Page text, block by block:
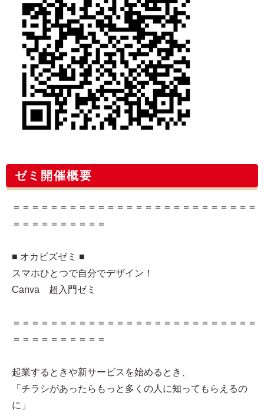
ゼミ開催概要
＝＝＝＝＝＝＝＝＝＝＝＝＝＝＝＝＝＝＝＝＝＝＝＝＝＝
＝＝＝＝＝＝＝＝＝＝
■ オカビズゼミ ■
スマホひとつで自分でデザイン！
Canva 超入門ゼミ
＝＝＝＝＝＝＝＝＝＝＝＝＝＝＝＝＝＝＝＝＝＝＝＝＝＝
＝＝＝＝＝＝＝＝＝＝
起業するときや新サービスを始めるとき、
「チラシがあったらもっと多くの人に知ってもらえるの
に」